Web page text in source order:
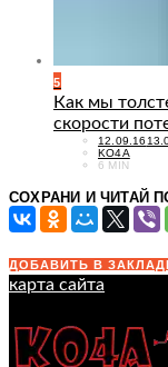
5
Как мы
скорости
POSTED
ON
12.09.16
KO4A
6 MIN
СОХРАНИ И ЧИТАЙ
ДОБАВИТЬ В
карта сайта